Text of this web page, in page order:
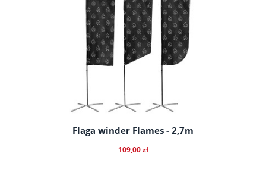
Flaga winder Flames - 2,7m
109,00 zł